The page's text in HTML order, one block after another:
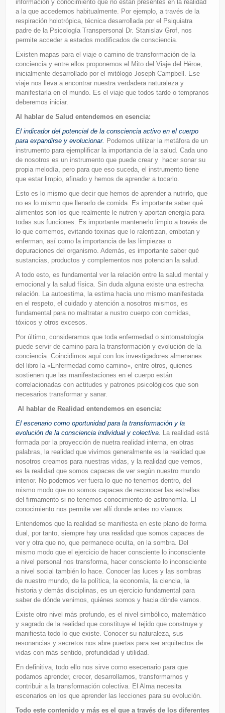
información y conocimiento que no están presentes en la realidad
a la que accedemos habitualmente. Por ejemplo, a través de la
respiración holotrópica, técnica desarrollada por el Psiquiatra
padre de la Psicología Transpersonal Dr. Stanislav Grof, nos
permite acceder a estados modificados de consciencia.
Existen mapas para el viaje o camino de transformación de la
conciencia y entre ellos proponemos el Mito del Viaje del Héroe,
inicialmente desarrollado por el mitólogo Joseph Campbell. Ese
viaje nos lleva a encontrar nuestra verdadera naturaleza y
manifestarla en el mundo. Es el viaje que todos tarde o tempranos
deberemos iniciar.
Al hablar de Salud entendemos en esencia:
El indicador del potencial de la consciencia activo en el cuerpo
para expandirse y evolucionar. Podemos utilizar la metáfora de un
instrumento para ejemplificar la importancia de la salud. Cada uno
de nosotros es un instrumento que puede crear y hacer sonar su
propia melodía, pero para que eso suceda, el instrumento tiene
que estar limpio, afinado y hemos de aprender a tocarlo.
Esto es lo mismo que decir que hemos de aprender a nutrirlo, que
no es lo mismo que llenarlo de comida. Es importante saber qué
alimentos son los que realmente le nutren y aportan energía para
todas sus funciones. Es importante mantenerlo limpio a través de
lo que comemos, evitando toxinas que lo ralentizan, embotan y
enferman, así como la importancia de las limpiezas o
depuraciones del organismo. Además, es importante saber qué
sustancias, productos y complementos nos potencian la salud.
A todo esto, es fundamental ver la relación entre la salud mental y
emocional y la salud física. Sin duda alguna existe una estrecha
relación. La autoestima, la estima hacia uno mismo manifestada
en el respeto, el cuidado y atención a nosotros mismos, es
fundamental para no maltratar a nustro cuerpo con comidas,
tóxicos y otros excesos.
Por último, consideramos que toda enfermedad o sintomatología
puede servir de camino para la transformación y evolución de la
conciencia. Coincidimos aquí con los investigadores almenanes
del libro la «Enfermedad como camino», entre otros, quienes
sostienen que las manifestaciones en el cuerpo están
correlacionadas con actitudes y patrones psicológicos que son
necesarios transformar y sanar.
Al hablar de Realidad entendemos en esencia:
El escenario como oportunidad para la transformación y la
evolución de la consciencia individual y colectiva. La realidad está
formada por la proyección de nuetra realidad interna, en otras
palabras, la realidad que vivimos generalmente es la realidad que
nosotros creamos para nuestras vidas, y la realidad que vemos,
es la realidad que somos capaces de ver según nuestro mundo
interior. No podemos ver fuera lo que no tenemos dentro, del
mismo modo que no somos capaces de reconocer las estrellas
del firmamento si no tenemos conocimiento de astronomía. El
conocimiento nos permite ver allí donde antes no víamos.
Entendemos que la realidad se manifiesta en este plano de forma
dual, por tanto, siempre hay una realidad que somos capaces de
ver y otra que no, que permanece oculta, en la sombra. Del
mismo modo que el ejercicio de hacer consciente lo inconsciente
a nivel personal nos transforma, hacer consciente lo inconsciente
a nivel social también lo hace. Conocer las luces y las sombras
de nuestro mundo, de la política, la economía, la ciencia, la
historia y demás disciplinas, es un ejercicio fundamental para
saber de dónde venimos, quiénes somos y hacia dónde vamos.
Existe otro nivel más profundo, es el nivel simbólico, matemático
y sagrado de la realidad que constituye el tejido que construye y
manifiesta todo lo que existe. Conocer su naturaleza, sus
resonancias y secretos nos abre puertas para ser arquitectos de
vidas con más sentido, profundidad y utilidad.
En definitiva, todo ello nos sirve como esecenario para que
podamos aprender, crecer, desarrollarnos, transformarnos y
contribuir a la transformación colectiva. El Alma necesita
escenarios en los que aprender las lecciones para su evolución.
Todo este contenido y más es el que a través de los diferentes